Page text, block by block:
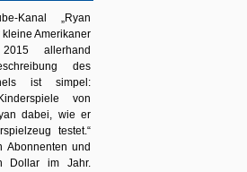
Kanal „Ryan
kleine Amerikaner
allerhand
des
ist simpel:
von
dabei, wie er
testet.“
Abonnenten und
Dollar im Jahr.